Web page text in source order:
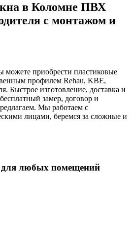
в Коломне ПВХ
с монтажом и
приобрести пластиковые
профилем Rehau, KBE,
Быстрое изготовление, доставка и
замер, договор и
Мы работаем с
лицами, беремся за сложные и
любых помещений